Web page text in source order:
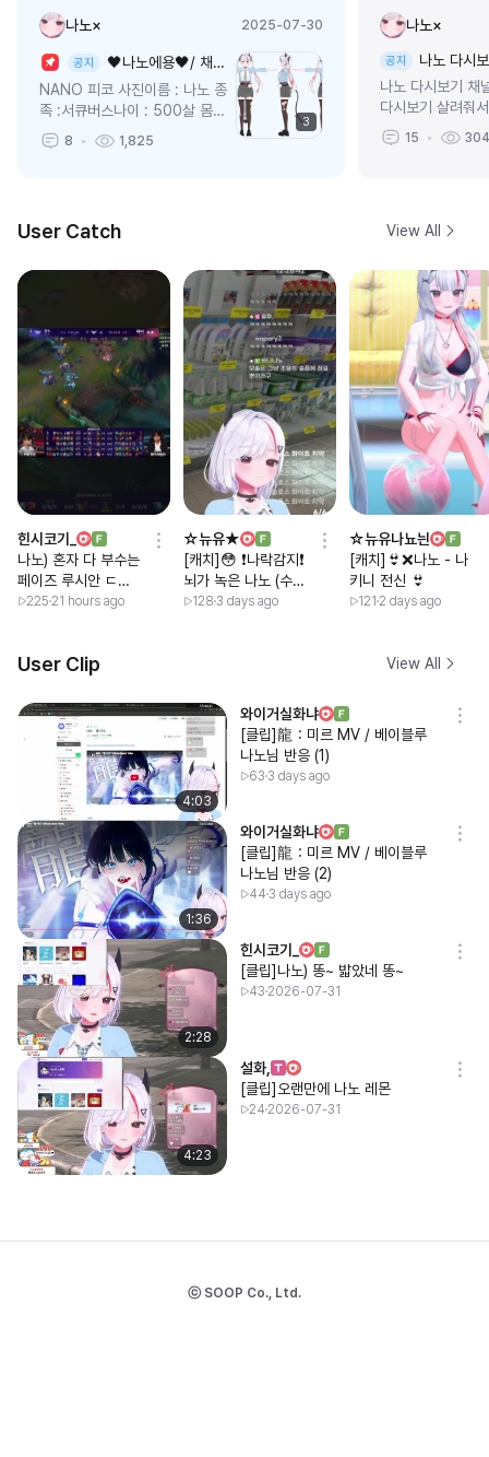
나노× 2025-07-30
공지
🖤나노에용🖤/ 채팅규칙, 삼면도 추가!
NANO 피코 사진이름 : 나노 종
족 :서큐버스나이 : 500살 몸무
게 :다!!! 멧!!!!Σ(っ °Д °;)っ 키 :
1...
8 1,825
3
나노×
공지
나노 다시
나노 다시보기 채
다시보기 살려줘
쩌기에다 올리도
던 짭나노채널 ㅋ
15
User Catch View All
힌시코기_
나노) 혼자 다 부수는
페이즈 루시안 ㄷㄷ
[T1 vs DK]
225 21 hours ago
☆뉴유★
[캐치]😳 ❗나락감지❗
뇌가 녹은 나노 (수위
토크?)
128 3 days ago
☆뉴유나뇨늰
[캐치]👙❌️나노 - 나
키니 전신 👙
121 2 days ago
User Clip View All
4:03
와이거실화냐
[클립]龍：미르 MV / 베이블루
나노님 반응 (1)
63 3 days ago
1:36
와이거실화냐
[클립]龍：미르 MV / 베이블루
나노님 반응 (2)
44 3 days ago
2:28
힌시코기_
[클립]나노) 똥~ 밟았네 똥~
43 2026-07-31
4:23
설화,
[클립]오랜만에 나노 레몬
24 2026-07-31
ⓒ SOOP Co., Ltd.